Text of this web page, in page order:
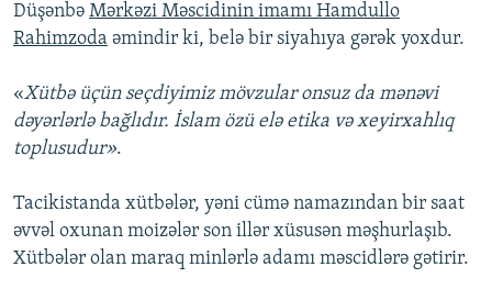
Düşənbə Mərkəzi Məscidinin imamı Hamdullo
Rahimzoda əmindir ki, belə bir siyahıya gərək yoxdur.
«Xütbə üçün seçdiyimiz mövzular onsuz da mənəvi
dəyərlərlə bağlıdır. İslam özü elə etika və xeyirxahlıq
toplusudur».
Tacikistanda xütbələr, yəni cümə namazından bir saat
əvvəl oxunan moizələr son illər xüsusən məşhurlaşıb.
Xütbələr olan maraq minlərlə adamı məscidlərə gətirir.